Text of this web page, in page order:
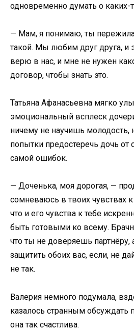
одновременно думать о каких-
— Мам, я понимаю, ты
такой. Мы любим друг друга, и
верю в нас, и мне не нужен
договор, чтобы знать это.
Татьяна Афанасьевна мягко
эмоциональный всплеск
ничему не научишь молодость,
попытки предостеречь дочь
самой ошибок.
— Доченька, моя дорогая, —
сомневаюсь в твоих чувствах
что и его чувства к тебе
быть готовыми ко всему.
что ты не доверяешь партнёру,
защитить обоих вас, если, не
не так.
Валерия немного подумала,
казалось странным обсуждать
она так счастлива.